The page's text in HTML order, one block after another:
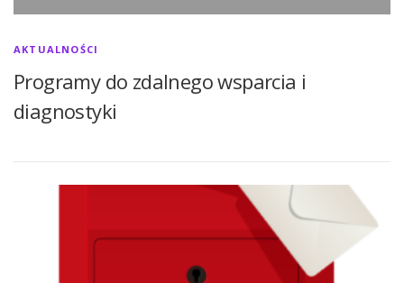
AKTUALNOŚCI
Programy do zdalnego wsparcia i
diagnostyki